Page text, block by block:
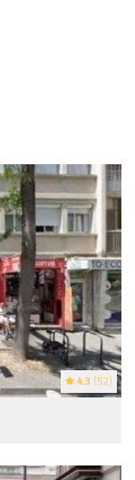
4.3 (52)